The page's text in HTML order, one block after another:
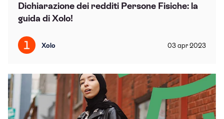
Dichiarazione dei redditi Persone Fisiche: la
guida di Xolo!
Xolo 03 apr 2023